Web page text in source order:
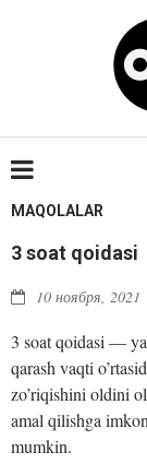
MAQOLALAR
3 soat qoidasi
10 ноября, 2021
3 soat qoidasi —
qarash vaqti
zo’riqishini oldini
amal qilishga
mumkin.